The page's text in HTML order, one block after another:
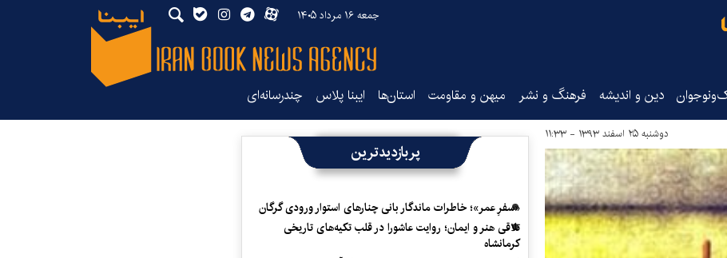
جمعه ۱۶ مرداد ۱۴۰۵
دین و اندیشه فرهنگ و نشر میهن و مقاومت استان‌ها ایبنا پلاس چندرسانه‌ای
دوشنبه ۲۵ اسفند ۱۳۹۳ - ۱۱:۳۳
پربازدیدترین
«سفرِ عمر»؛ خاطرات ماندگار بانی چنارهای استوار ورودی گرگان
تلاقی هنر و ایمان؛ روایت عاشورا در قلب تکیه‌های تاریخی
کرمانشاه